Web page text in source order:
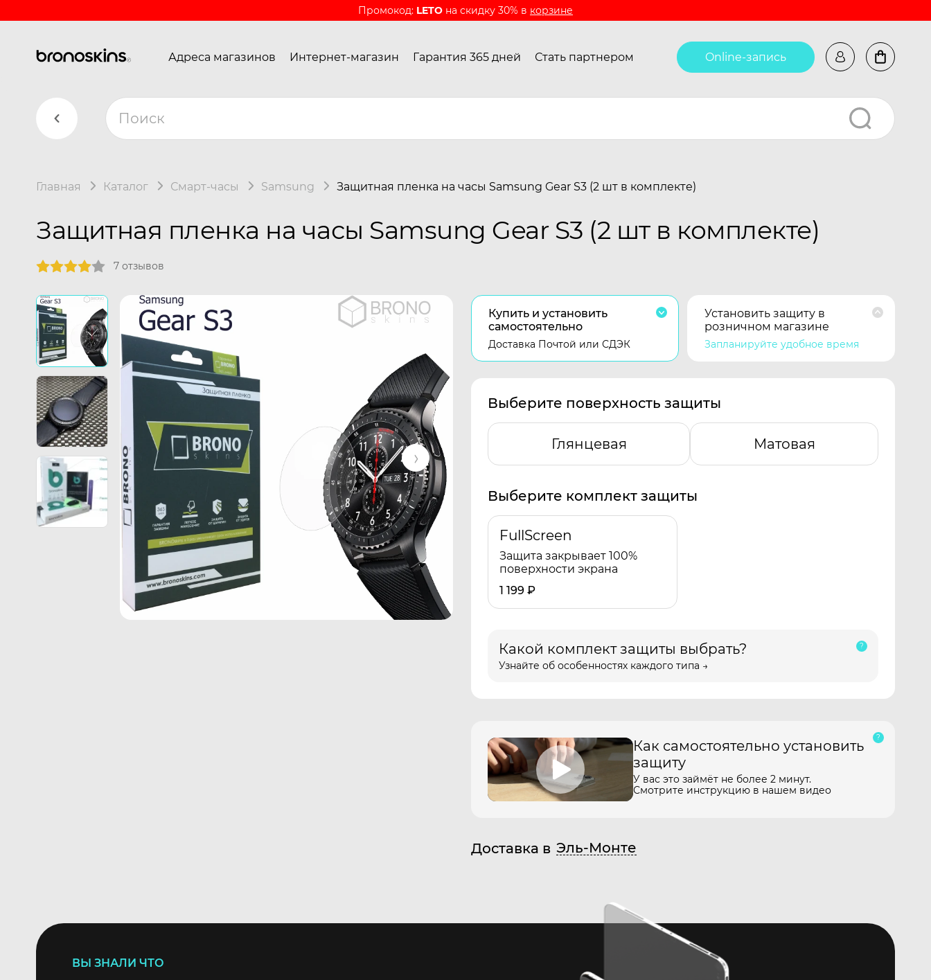
Промокод: LETO на скидку 30% в корзине
Адреса магазинов Интернет-магазин Гарантия 365 дней Стать партнером Online-запись
Главная Каталог Смарт-часы Samsung Защитная пленка на часы Samsung Gear S3 (2 шт в комплекте)
Защитная пленка на часы Samsung Gear S3 (2 шт в комплекте)
7 отзывов
Купить и установить
самостоятельно
Доставка Почтой или СДЭК
Установить защиту в
розничном магазине
Запланируйте удобное время
Выберите поверхность защиты
Глянцевая Матовая
Выберите комплект защиты
FullScreen
Защита закрывает 100%
поверхности экрана
1 199 ₽
Какой комплект защиты выбрать?
Узнайте об особенностях каждого типа →
Как самостоятельно установить
защиту
У вас это займёт не более 2 минут.
Смотрите инструкцию в нашем видео
Доставка в Эль-Монте
ВЫ ЗНАЛИ ЧТО